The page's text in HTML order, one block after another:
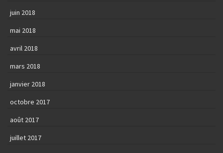
juin 2018
mai 2018
avril 2018
mars 2018
janvier 2018
octobre 2017
août 2017
juillet 2017